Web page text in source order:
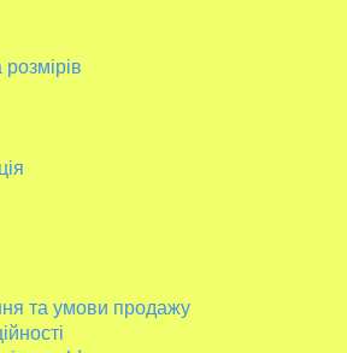
та умови продажу